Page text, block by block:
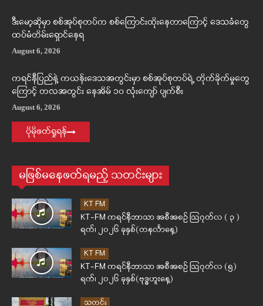
ဒီးမော့ဆိုမှာ စစ်အုပ်စုတပ်က စစ်ကြောင်းထိုးနေတာကြောင့် ဒေသခံတွေ
ထပ်မံတိမ်းရှောင်နေရ
August 6, 2026
ကရင်နီပြည်နဲ့ ကယန်းဒေသအတွင်းမှာ စစ်အုပ်စုတပ်ရဲ့ တိုက်ခိုက်မှုတွေ
ကြောင့် တလအတွင်း နေအိမ် ၁၀ လုံးကျော် ပျက်စီး
August 6, 2026
ပိုမိုဖတ်ရှုရန်
မဖြစ်မနေဖတ်ရမည့် သတင်းများ
KT FM
KT-FM ကရင်နီဘာသာ အစီအစဉ် ဩဂုတ်လ ( ၃ )
ရက်၊ ၂၀၂၆ ခုနှစ်(တနင်္လာနေ့)
KT FM
KT-FM ကရင်နီဘာသာ အစီအစဉ် ဩဂုတ်လ (၅)
ရက်၊ ၂၀၂၆ ခုနှစ်(ဗုဒ္ဓဟူးနေ့)
သတင်း